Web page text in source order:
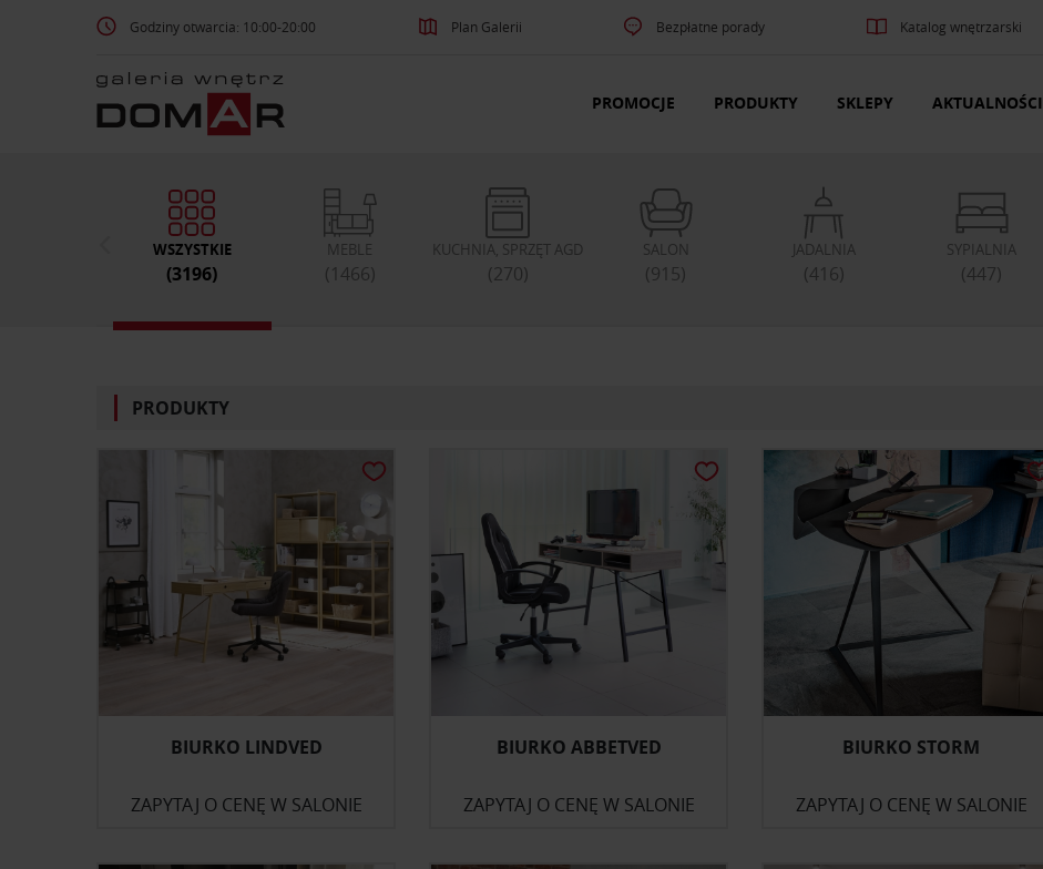
Godziny otwarcia: 10:00-20:00 Plan Galerii Bezpłatne porady Katalog wnętrzarski
PROMOCJE PRODUKTY SKLEPY AKTUALNOŚCI
WSZYSTKIE
(3196)
MEBLE
(1466)
KUCHNIA, SPRZĘT AGD
(270)
SALON
(915)
JADALNIA
(416)
SYPIALNIA
(447)
PRODUKTY
BIURKO LINDVED
ZAPYTAJ O CENĘ W SALONIE
BIURKO ABBETVED
ZAPYTAJ O CENĘ W SALONIE
BIURKO STORM
ZAPYTAJ O CENĘ W SALONIE